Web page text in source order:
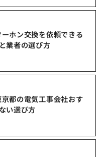
ホン交換を依頼できる
業者の選び方
都の電気工事会社おす
い選び方